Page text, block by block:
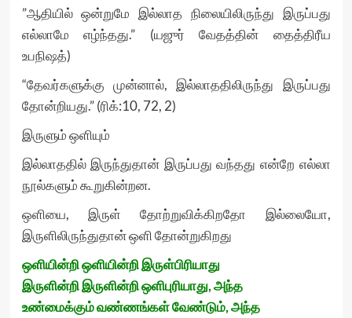
”ஆதியில் ஒன்றுமே இல்லாத நிலையிலிருந்து இருப்பது
எல்லாமே எழ்ந்தது.” (யஜுர் வேதத்தின் தைத்திரீய
உபநிஷத்)
“தேவர்களுக்கு முன்னால், இல்லாததிலிருந்து இருப்பது
தோன்றியது.” (ரிக்:10, 72, 2)
இருளும் ஒளியும்
இல்லாததில் இருந்துதான் இருப்பது வந்தது என்றே எல்லா
நூல்களும் கூறுகின்றன.
ஒளியை, இருள் தோற்றுவிக்கிறதோ இல்லையோ,
இருளிலிருந்துதான் ஒளி தோன்றுகிறது
ஒளியின்றி ஒளியின்றி இருள்பிரியாது
இருளின்றி இருளின்றி ஒளிபுரியாது, அந்த
உண்மைக்கும் வண்ணங்கள் வேண்டும், அந்த